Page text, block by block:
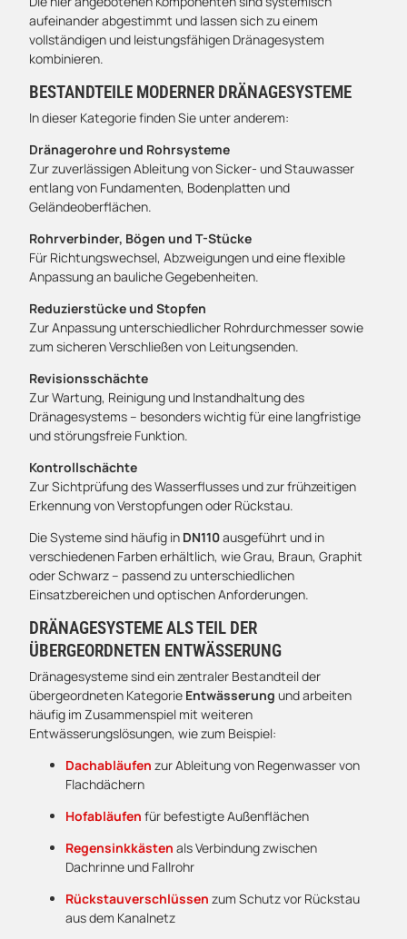
aufeinander abgestimmt und lassen sich zu einem
vollständigen und leistungsfähigen Dränagesystem
kombinieren.
BESTANDTEILE MODERNER DRÄNAGESYSTEME
In dieser Kategorie finden Sie unter anderem:
Dränagerohre und Rohrsysteme
Zur zuverlässigen Ableitung von Sicker- und Stauwasser
entlang von Fundamenten, Bodenplatten und
Geländeoberflächen.
Rohrverbinder, Bögen und T-Stücke
Für Richtungswechsel, Abzweigungen und eine flexible
Anpassung an bauliche Gegebenheiten.
Reduzierstücke und Stopfen
Zur Anpassung unterschiedlicher Rohrdurchmesser sowie
zum sicheren Verschließen von Leitungsenden.
Revisionsschächte
Zur Wartung, Reinigung und Instandhaltung des
Dränagesystems – besonders wichtig für eine langfristige
und störungsfreie Funktion.
Kontrollschächte
Zur Sichtprüfung des Wasserflusses und zur frühzeitigen
Erkennung von Verstopfungen oder Rückstau.
Die Systeme sind häufig in DN110ausgeführt und in
verschiedenen Farben erhältlich, wie Grau, Braun, Graphit
oder Schwarz – passend zu unterschiedlichen
Einsatzbereichen und optischen Anforderungen.
DRÄNAGESYSTEME ALS TEIL DER
ÜBERGEORDNETEN ENTWÄSSERUNG
Dränagesysteme sind ein zentraler Bestandteil der
übergeordneten Kategorie Entwässerung und arbeiten
häufig im Zusammenspiel mit weiteren
Entwässerungslösungen, wie zum Beispiel:
Dachabläufen zur Ableitung von Regenwasser von
Flachdächern
Hofabläufen für befestigte Außenflächen
Regensinkkästen als Verbindung zwischen
Dachrinne und Fallrohr
Rückstauverschlüssen zum Schutz vor Rückstau
aus dem Kanalnetz